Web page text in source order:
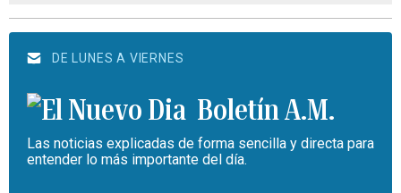
DE LUNES A VIERNES
Boletín A.M.
Las noticias explicadas de forma sencilla y directa para
entender lo más importante del día.